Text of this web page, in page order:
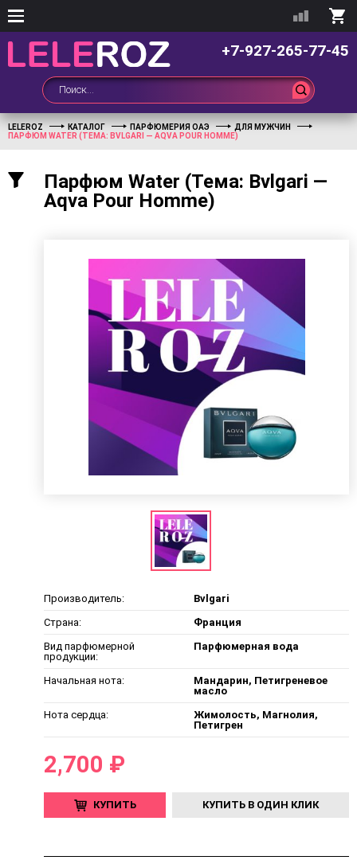
+7-927-265-77-45
LELEROZ КАТАЛОГ ПАРФЮМЕРИЯ ОАЭ
ДЛЯ МУЖЧИН
ПАРФЮМ WATER (ТЕМА: BVLGARI — AQVA POUR HOMME)
Парфюм Water (Тема: Bvlgari —
Aqva Pour Homme)
Производитель:
Bvlgari
Страна:
Франция
Вид парфюмерной
продукции:
Парфюмерная вода
Начальная нота:
Мандарин, Петигреневое
масло
Нота сердца:
Жимолость, Магнолия,
Петигрен
2,700 ₽
КУПИТЬ КУПИТЬ В ОДИН КЛИК